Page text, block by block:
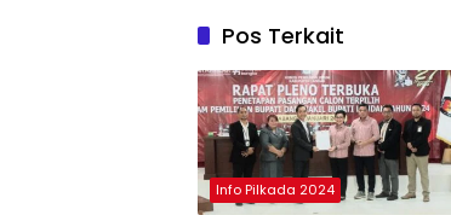
Pos Terkait
Info Pilkada 2024